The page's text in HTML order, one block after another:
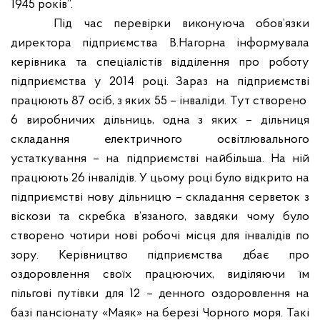
1945 років”.
Під час перевірки виконуюча обов’язки
директора підприємства В.Нагорна інформувала
керівника та спеціалістів відділення про роботу
підприємства у 2014 році. Зараз на підприємстві
працюють 87 осіб, з яких 55 – інваліди. Тут створено
6 виробничих дільниць, одна з яких – дільниця
складання електричного освітлювального
устаткування – на підприємстві найбільша. На ній
працюють 26 інвалідів. У цьому році було відкрито на
підприємстві нову дільницю – складання серветок з
віскози та скребка в’язаного, завдяки чому було
створено чотири нові робочі місця для інвалідів по
зору. Керівництво підприємства дбає про
оздоровлення своїх працюючих, виділяючи їм
пільгові путівки для 12 – денного оздоровлення на
базі пансіонату «Маяк» на березі Чорного моря. Такі